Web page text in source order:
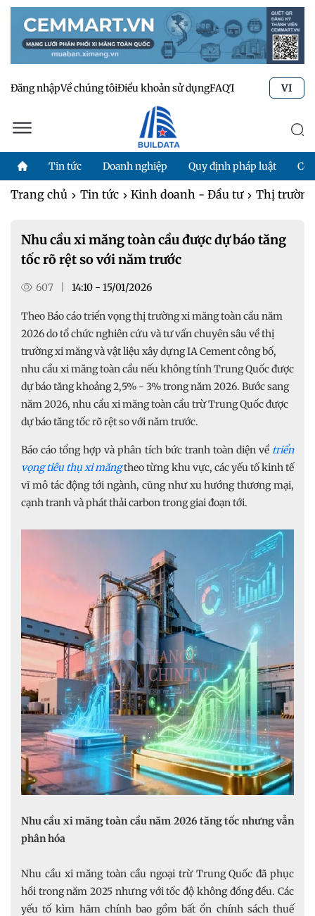
Đăng nhậpVề chúng tôiĐiều khoản sử dụngFAQTư vấn kỹ thuật
VI
Tin tức Doanh nghiệp Quy định pháp luật
Trang chủ Tin tức Kinh doanh - Đầu tư Thị
Nhu cầu xi măng toàn cầu được dự báo tăng
tốc rõ rệt so với năm trước
607 14:10 - 15/01/2026
Theo Báo cáo triển vọng thị trường xi măng toàn cầu năm
2026 do tổ chức nghiên cứu và tư vấn chuyên sâu về thị
trường xi măng và vật liệu xây dựng IA Cement công bố,
nhu cầu xi măng toàn cầu nếu không tính Trung Quốc được
dự báo tăng khoảng 2,5% - 3% trong năm 2026. Bước sang
năm 2026, nhu cầu xi măng toàn cầu trừ Trung Quốc được
dự báo tăng tốc rõ rệt so với năm trước.
Báo cáo tổng hợp và phân tích bức tranh toàn diện về triển
vọng tiêu thụ xi măngtheo từng khu vực, các yếu tố kinh tế
vĩ mô tác động tới ngành, cũng như xu hướng thương mại,
cạnh tranh và phát thải carbon trong giai đoạn tới.
Nhu cầu xi măng toàn cầu năm 2026 tăng tốc nhưng vẫn
phân hóa
Nhu cầu xi măng toàn cầu ngoại trừ Trung Quốc đã phục
hồi trong năm 2025 nhưng với tốc độ không đồng đều. Các
yếu tố kìm hãm chính bao gồm bất ổn chính sách thuế